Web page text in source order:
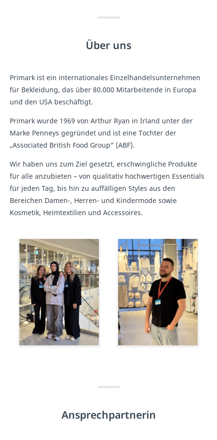
Über uns
Primark ist ein internationales Einzelhandelsunternehmen
für Bekleidung, das über 80.000 Mitarbeitende in Europa
und den USA beschäftigt.
Primark wurde 1969 von Arthur Ryan in Irland unter der
Marke Penneys gegründet und ist eine Tochter der
„Associated British Food Group“ (ABF).
Wir haben uns zum Ziel gesetzt, erschwingliche Produkte
für alle anzubieten – von qualitativ hochwertigen Essentials
für jeden Tag, bis hin zu auffälligen Styles aus den
Bereichen Damen-, Herren- und Kindermode sowie
Kosmetik, Heimtextilien und Accessoires.
Ansprechpartnerin